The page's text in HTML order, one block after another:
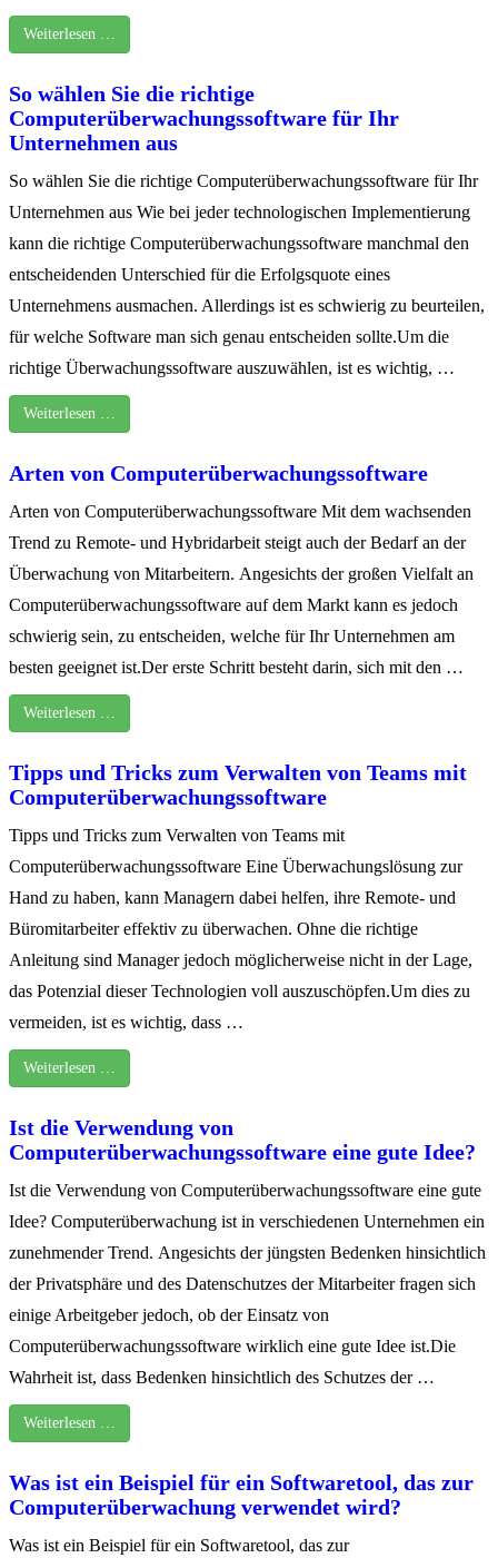
Weiterlesen …
So wählen Sie die richtige
Computerüberwachungssoftware für Ihr
Unternehmen aus
So wählen Sie die richtige Computerüberwachungssoftware für Ihr
Unternehmen aus Wie bei jeder technologischen Implementierung
kann die richtige Computerüberwachungssoftware manchmal den
entscheidenden Unterschied für die Erfolgsquote eines
Unternehmens ausmachen. Allerdings ist es schwierig zu beurteilen,
für welche Software man sich genau entscheiden sollte.Um die
richtige Überwachungssoftware auszuwählen, ist es wichtig, …
Weiterlesen …
Arten von Computerüberwachungssoftware
Arten von Computerüberwachungssoftware Mit dem wachsenden
Trend zu Remote- und Hybridarbeit steigt auch der Bedarf an der
Überwachung von Mitarbeitern. Angesichts der großen Vielfalt an
Computerüberwachungssoftware auf dem Markt kann es jedoch
schwierig sein, zu entscheiden, welche für Ihr Unternehmen am
besten geeignet ist.Der erste Schritt besteht darin, sich mit den …
Weiterlesen …
Tipps und Tricks zum Verwalten von Teams mit
Computerüberwachungssoftware
Tipps und Tricks zum Verwalten von Teams mit
Computerüberwachungssoftware Eine Überwachungslösung zur
Hand zu haben, kann Managern dabei helfen, ihre Remote- und
Büromitarbeiter effektiv zu überwachen. Ohne die richtige
Anleitung sind Manager jedoch möglicherweise nicht in der Lage,
das Potenzial dieser Technologien voll auszuschöpfen.Um dies zu
vermeiden, ist es wichtig, dass …
Weiterlesen …
Ist die Verwendung von
Computerüberwachungssoftware eine gute Idee?
Ist die Verwendung von Computerüberwachungssoftware eine gute
Idee? Computerüberwachung ist in verschiedenen Unternehmen ein
zunehmender Trend. Angesichts der jüngsten Bedenken hinsichtlich
der Privatsphäre und des Datenschutzes der Mitarbeiter fragen sich
einige Arbeitgeber jedoch, ob der Einsatz von
Computerüberwachungssoftware wirklich eine gute Idee ist.Die
Wahrheit ist, dass Bedenken hinsichtlich des Schutzes der …
Weiterlesen …
Was ist ein Beispiel für ein Softwaretool, das zur
Computerüberwachung verwendet wird?
Was ist ein Beispiel für ein Softwaretool, das zur